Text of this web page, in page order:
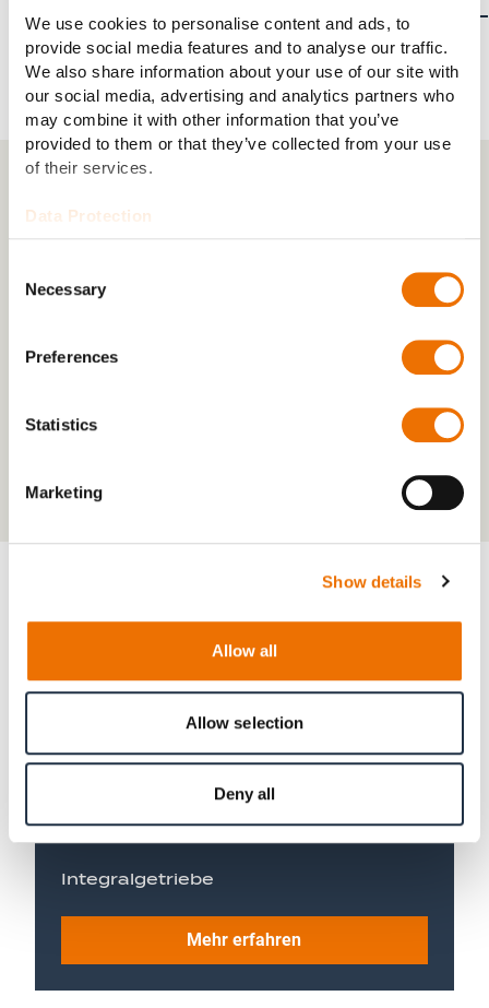
We use cookies to personalise content and ads, to
provide social media features and to analyse our traffic.
We also share information about your use of our site with
our social media, advertising and analytics partners who
may combine it with other information that you’ve
provided to them or that they’ve collected from your use
of their services.
Data Protection
Selection
Necessary
Preferences
Statistics
Marketing
Show details
Allow all
Allow selection
Deny all
Das könnte Sie auch interessieren:
Mehr erfahren
Integralgetriebe
Mehr erfahren